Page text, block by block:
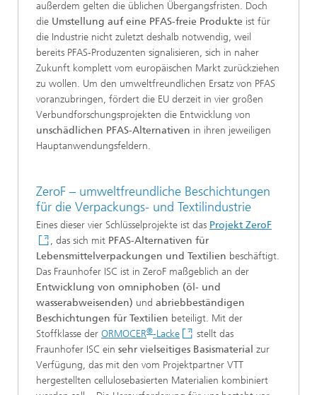
außerdem gelten die üblichen Übergangsfristen. Doch
die Umstellung auf eine PFAS-freie Produkte ist für
die Industrie nicht zuletzt deshalb notwendig, weil
bereits PFAS-Produzenten signalisieren, sich in naher
Zukunft komplett vom europäischen Markt zurückziehen
zu wollen. Um den umweltfreundlichen Ersatz von PFAS
voranzubringen, fördert die EU derzeit in vier großen
Verbundforschungsprojekten die Entwicklung von
unschädlichen PFAS-Alternativen in ihren jeweiligen
Hauptanwendungsfeldern.
ZeroF – umweltfreundliche Beschichtungen
für die Verpackungs- und Textilindustrie
Eines dieser vier Schlüsselprojekte ist das Projekt ZeroF
, das sich mit PFAS-Alternativen für
Lebensmittelverpackungen und Textilien beschäftigt.
Das Fraunhofer ISC ist in ZeroF maßgeblich an der
Entwicklung von omniphoben (öl- und
wasserabweisenden) und abriebbeständigen
Beschichtungen für Textilien beteiligt. Mit der
Stoffklasse der ORMOCER®-Lacke
stellt das
Fraunhofer ISC ein sehr vielseitiges Basismaterial zur
Verfügung, das mit den vom Projektpartner VTT
hergestellten cellulosebasierten Materialien kombiniert